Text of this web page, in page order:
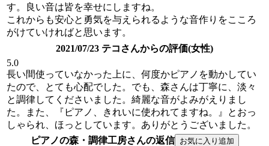
す。良い音は皆を幸せにしますね。
これからも安心と勇気を与えられるような音作りをこころ
がけていければと思います。
2021/07/23 テコさんからの評価(女性)
5.0
長い間使っていなかった上に、何度かピアノを動かしてい
たので、とても心配でした。でも、森さんは丁寧に、淡々
と調律してくださいました。綺麗な音がよみがえりまし
た。また、『ピアノ、きれいに使われてますね。』とおっ
しゃられ、ほっとしています。ありがとうございました。
ピアノの森・調律工房さんの返信